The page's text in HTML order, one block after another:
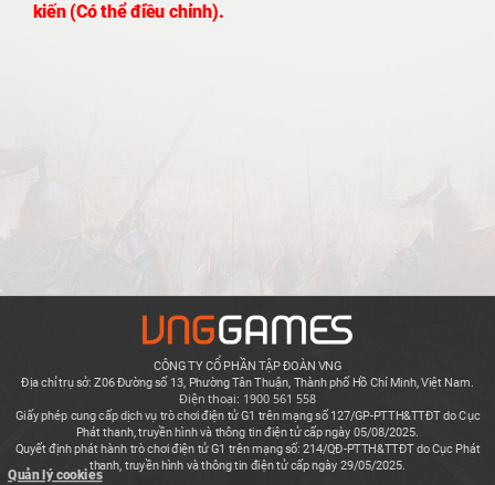
kiến (Có thể điều chỉnh).
CÔNG TY CỔ PHẦN TẬP ĐOÀN VNG
Địa chỉ trụ sở: Z06 Đường số 13, Phường Tân Thuận, Thành phố Hồ Chí Minh, Việt Nam.
Điện thoại: 1900 561 558
Giấy phép cung cấp dịch vụ trò chơi điện tử G1 trên mạng số 127/GP-PTTH&TTĐT do Cục
Phát thanh, truyền hình và thông tin điện tử cấp ngày 05/08/2025.
Quyết định phát hành trò chơi điện tử G1 trên mạng số: 214/QĐ-PTTH&TTĐT do Cục Phát
thanh, truyền hình và thông tin điện tử cấp ngày 29/05/2025.
Quản lý cookies